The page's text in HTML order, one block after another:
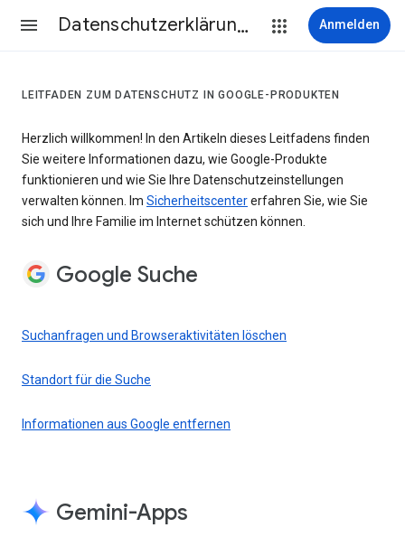
Datenschutzerklärung & Nutzungsbedingungen Anmelden
LEITFADEN ZUM DATENSCHUTZ IN GOOGLE-PRODUKTEN
Herzlich willkommen! In den Artikeln dieses Leitfadens finden
Sie weitere Informationen dazu, wie Google-Produkte
funktionieren und wie Sie Ihre Datenschutzeinstellungen
verwalten können. Im Sicherheitscentererfahren Sie, wie Sie
sich und Ihre Familie im Internet schützen können.
Google Suche
Suchanfragen und Browseraktivitäten löschen
Standort für die Suche
Informationen aus Google entfernen
Gemini-Apps